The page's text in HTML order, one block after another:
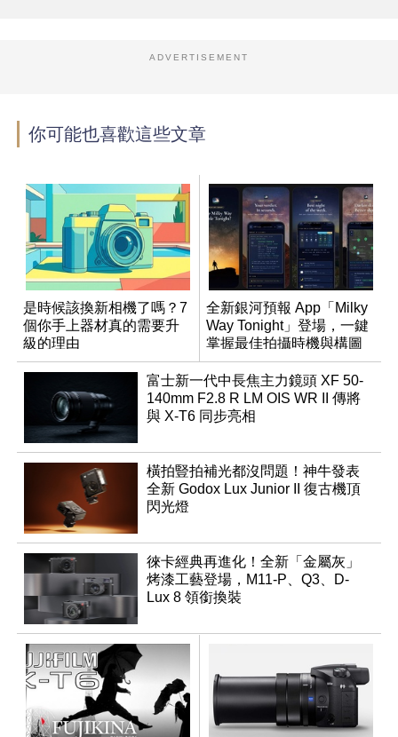
ADVERTISEMENT
你可能也喜歡這些文章
是時候該換新相機了嗎？7
個你手上器材真的需要升
級的理由
全新銀河預報 App「Milky
Way Tonight」登場，一鍵
掌握最佳拍攝時機與構圖
富士新一代中長焦主力鏡頭 XF 50-
140mm F2.8 R LM OIS WR II 傳將
與 X-T6 同步亮相
橫拍豎拍補光都沒問題！神牛發表
全新 Godox Lux Junior II 復古機頂
閃光燈
徠卡經典再進化！全新「金屬灰」
烤漆工藝登場，M11-P、Q3、D-
Lux 8 領銜換裝